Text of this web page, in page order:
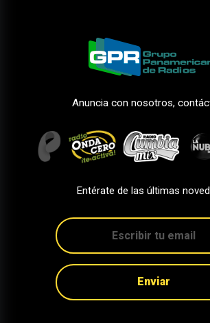
Anuncia con nosotros,
Entérate de las últimas
Enviar